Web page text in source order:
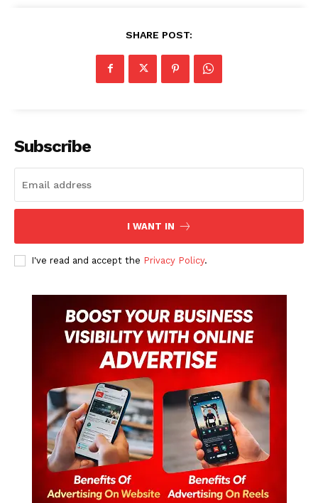
SHARE POST:
Subscribe
I WANT IN
I've read and accept the Privacy Policy.